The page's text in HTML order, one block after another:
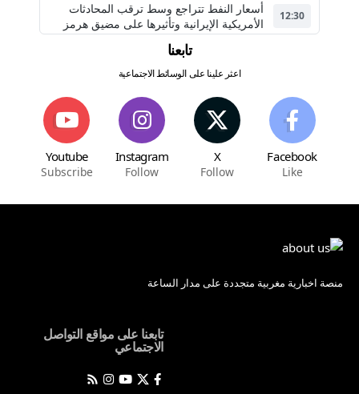
12:30
أسعار النفط تتراجع وسط ترقب المحادثات
الأمريكية الإيرانية وتأثيرها على مضيق هرمز
تابعنا
اعثر علينا على الوسائط الاجتماعية
Facebook
Like
X
Follow
Instagram
Follow
Youtube
Subscribe
منصة اخبارية مغربية متجددة على مدار الساعة
تابعنا على مواقع التواصل
الاجتماعي